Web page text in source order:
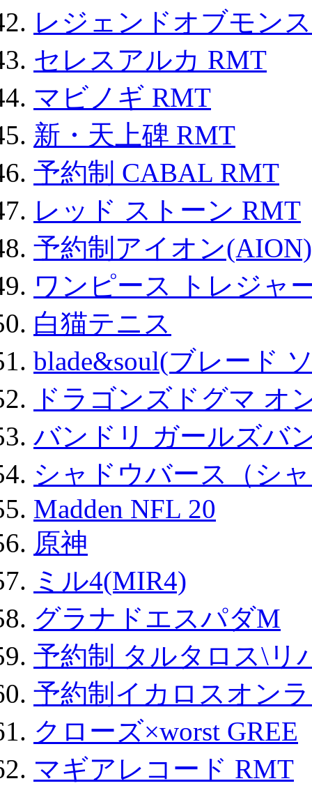
レジェンドオブモン
セレスアルカ RMT
マビノギ RMT
新・天上碑 RMT
予約制 CABAL RMT
レッド ストーン RMT
予約制アイオン
ワンピース トレジャ
白猫テニス
blade&soul(ブレード
ドラゴンズドグマ オ
バンドリ ガールズバ
シャドウバース（シ
Madden NFL 20
原神
ミル4(MIR4)
グラナドエスパダM
予約制 タルタロス\リ
予約制イカロスオン
クローズ×worst GREE
マギアレコード RMT